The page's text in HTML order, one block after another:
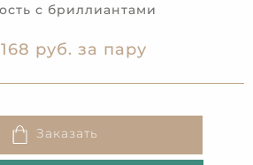
с бриллиантами
руб. за пару
Заказать